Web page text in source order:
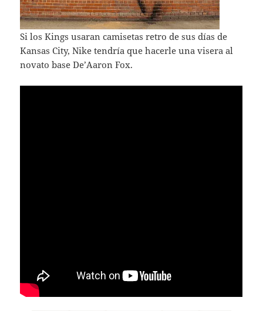
Si los Kings usaran camisetas retro de sus días de
Kansas City, Nike tendría que hacerle una visera al
novato base De’Aaron Fox.